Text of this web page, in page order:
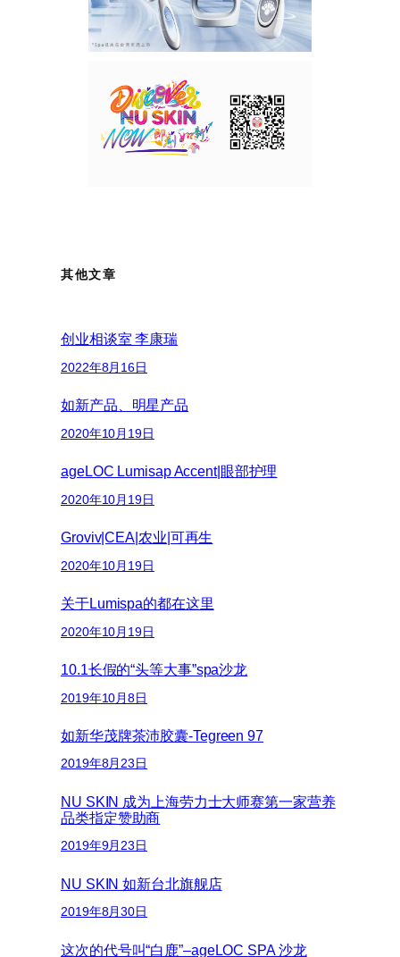
其他文章
创业相谈室 李康瑞
2022年8月16日
如新产品、明星产品
2020年10月19日
ageLOC Lumisap Accent|眼部护理
2020年10月19日
Groviv|CEA|农业|可再生
2020年10月19日
关于Lumispa的都在这里
2020年10月19日
10.1长假的“头等大事”spa沙龙
2019年10月8日
如新华茂牌茶沛胶囊-Tegreen 97
2019年8月23日
NU SKIN 成为上海劳力士大师赛第一家营养
品类指定赞助商
2019年9月23日
NU SKIN 如新台北旗舰店
2019年8月30日
这次的代号叫“白鹿”–ageLOC SPA 沙龙